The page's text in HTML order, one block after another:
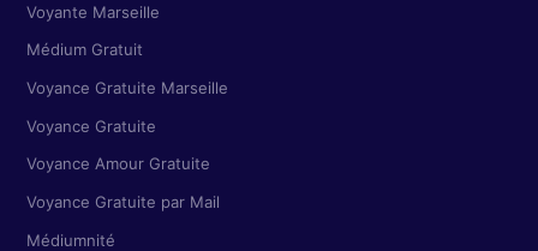
Voyante Marseille
Médium Gratuit
Voyance Gratuite Marseille
Voyance Gratuite
Voyance Amour Gratuite
Voyance Gratuite par Mail
Médiumnité